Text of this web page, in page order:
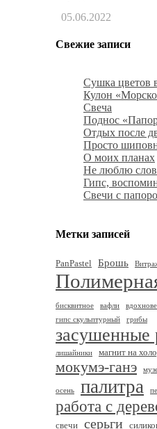
05.06.2022
Свежие записи
Сушка цветов
Кулон
Свеча
Поднос
Отдых после
Просто
О моих планах
Не люблю
Гипс,
Свечи с
Метки записей
PanPastel Брошь
бисквитное вафли
гипс скульптурный грибы
засушенные
лишайники
магнит на
мокумэ-ганэ
осень палитра
работа с
свечи серьги